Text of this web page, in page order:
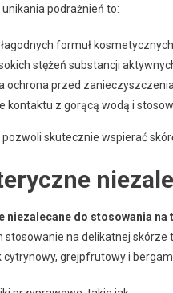
unikania podrażnień to:
formuł kosmetycznych.
stężeń substancji
ochrona przed
kontaktu z gorącą wodą i
pozwoli skutecznie wspierać
niezalecane do stosowania na
stosowanie na delikatnej
cytrynowy, grejpfrutowy i